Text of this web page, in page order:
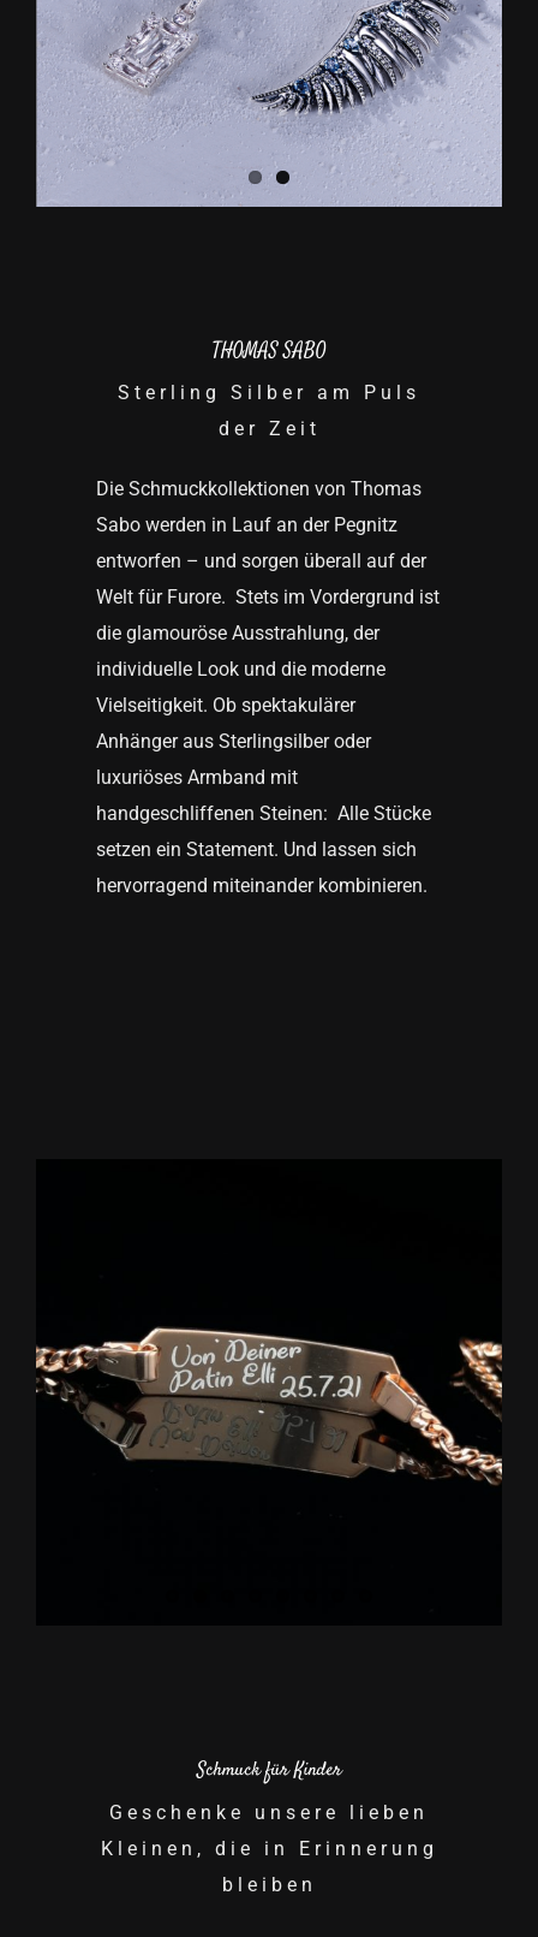
THOMAS SABO
Sterling Silber am Puls
der Zeit
Die Schmuckkollektionen von Thomas
Sabo werden in Lauf an der Pegnitz
entworfen – und sorgen überall auf der
Welt für Furore. Stets im Vordergrund ist
die glamouröse Ausstrahlung, der
individuelle Look und die moderne
Vielseitigkeit. Ob spektakulärer
Anhänger aus Sterlingsilber oder
luxuriöses Armband mit
handgeschliffenen Steinen: Alle Stücke
setzen ein Statement. Und lassen sich
hervorragend miteinander kombinieren.
Schmuck für Kinder
Geschenke unsere lieben
Kleinen, die in Erinnerung
bleiben